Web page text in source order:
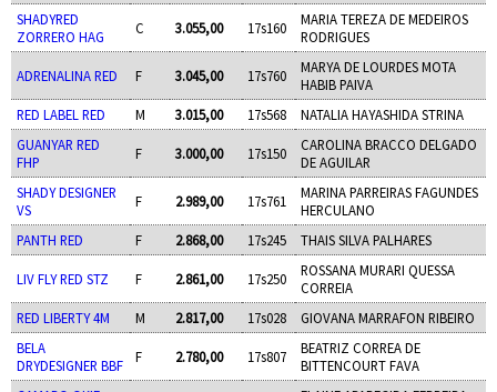
SHADYRED
ZORRERO HAG
C 3.055,00 17s160
MARIA TEREZA DE MEDEIROS
RODRIGUES
ADRENALINA RED F 3.045,00 17s760
MARYA DE LOURDES MOTA
HABIB PAIVA
RED LABEL RED
M 3.015,00 17s568
NATALIA HAYASHIDA STRINA
GUANYAR RED
FHP
F 3.000,00 17s150
CAROLINA BRACCO DELGADO
DE AGUILAR
SHADY DESIGNER
VS
F 2.989,00 17s761
MARINA PARREIRAS FAGUNDES
HERCULANO
PANTH RED
F 2.868,00 17s245 THAIS SILVA PALHARES
LIV FLY RED STZ F 2.861,00 17s250
ROSSANA MURARI QUESSA
CORREIA
RED LIBERTY 4M
M 2.817,00 17s028
GIOVANA MARRAFON RIBEIRO
BELA
DRYDESIGNER BBF
F 2.780,00 17s807
BEATRIZ CORREA DE
BITTENCOURT FAVA